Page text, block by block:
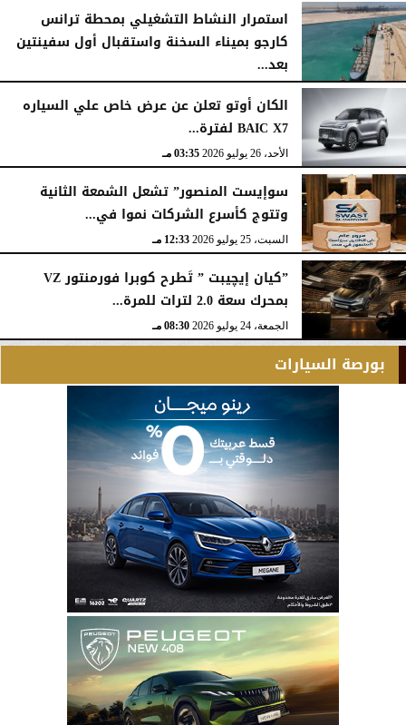
استمرار النشاط التشغيلي بمحطة ترانس
كارجو بميناء السخنة واستقبال أول سفينتين
بعد...
الأحد، 26 يوليو 2026 05:52 مـ
الكان أوتو تعلن عن عرض خاص علي السياره
BAIC X7 لفترة...
الأحد، 26 يوليو 2026 03:35 مـ
سوإيست المنصور” تشعل الشمعة الثانية
وتتوج كأسرع الشركات نموا في...
السبت، 25 يوليو 2026 12:33 مـ
”كيان إيچيبت ” تَطرح كوبرا فورمنتور VZ
بمحرك سعة 2.0 لترات للمرة...
الجمعة، 24 يوليو 2026 08:30 مـ
بورصة السيارات